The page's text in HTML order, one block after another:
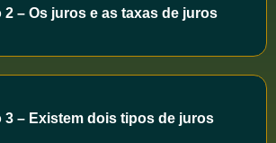
2 – Os juros e as taxas de juros
3 – Existem dois tipos de juros